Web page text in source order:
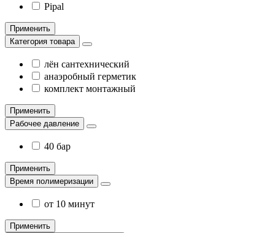
Pipal
Применить
Категория товара
лён сантехнический
анаэробный герметик
комплект монтажный
Применить
Рабочее давление
40 бар
Применить
Время полимеризации
от 10 минут
Применить